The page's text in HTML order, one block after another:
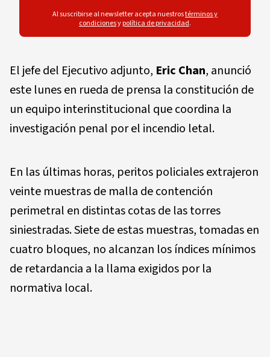
Al suscribirse al newsletter acepta nuestrostérminos y
condicionesypolítica de privacidad.
El jefe del Ejecutivo adjunto, Eric Chan, anunció
este lunes en rueda de prensa la constitución de
un equipo interinstitucional que coordina la
investigación penal por el incendio letal.
En las últimas horas, peritos policiales extrajeron
veinte muestras de malla de contención
perimetral en distintas cotas de las torres
siniestradas. Siete de estas muestras, tomadas en
cuatro bloques, no alcanzan los índices mínimos
de retardancia a la llama exigidos por la
normativa local.